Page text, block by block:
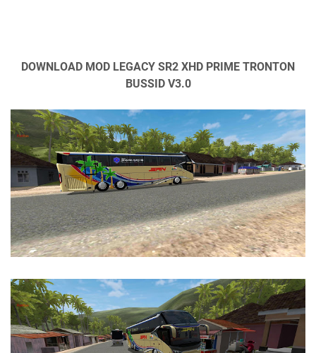
DOWNLOAD MOD LEGACY SR2 XHD PRIME TRONTON
BUSSID V3.0